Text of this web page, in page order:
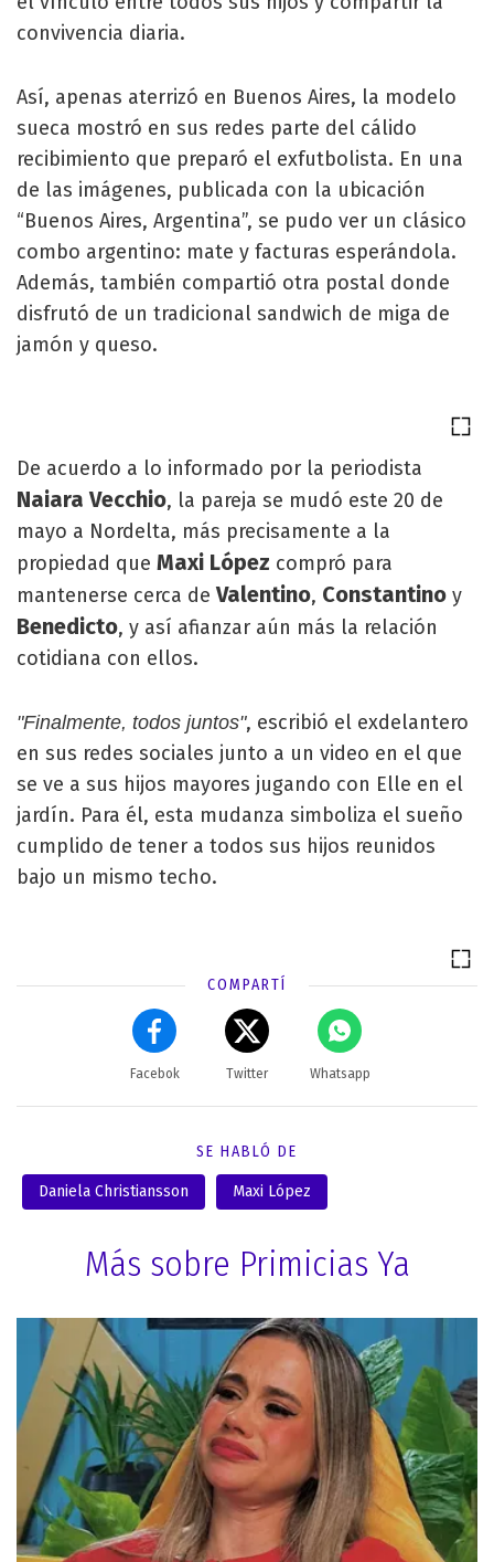
convivencia diaria.
Así, apenas aterrizó en Buenos Aires, la modelo
sueca mostró en sus redes parte del cálido
recibimiento que preparó el exfutbolista. En una
de las imágenes, publicada con la ubicación
“Buenos Aires, Argentina”, se pudo ver un clásico
combo argentino: mate y facturas esperándola.
Además, también compartió otra postal donde
disfrutó de un tradicional sandwich de miga de
jamón y queso.
De acuerdo a lo informado por la periodista
Naiara Vecchio, la pareja se mudó este 20 de
mayo a Nordelta, más precisamente a la
propiedad que Maxi López compró para
mantenerse cerca deValentino, Constantino y
Benedicto, y así afianzar aún más la relación
cotidiana con ellos.
"Finalmente, todos juntos", escribió el exdelantero
en sus redes sociales junto a un video en el que
se ve a sus hijos mayores jugando con Elle en el
jardín. Para él, esta mudanza simboliza el sueño
cumplido de tener a todos sus hijos reunidos
bajo un mismo techo.
COMPARTÍ
Facebok Twitter Whatsapp
SE HABLÓ DE
Daniela Christiansson Maxi López
Más sobre Primicias Ya